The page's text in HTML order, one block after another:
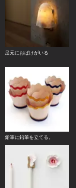
足元におばけがいる
鉛筆に鉛筆を立てる。